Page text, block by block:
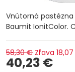
Vnútorná
Baumit IonitColor.
58,30 € Zľava
40,23 €